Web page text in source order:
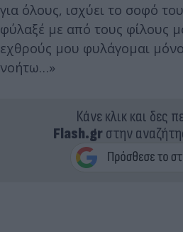
για όλους, ισχύει το σοφό
φύλαξέ με από τους φίλους
εχθρούς μου φυλάγομαι
νοήτω…»
Κάνε κλικ και δες
Flash.grστην